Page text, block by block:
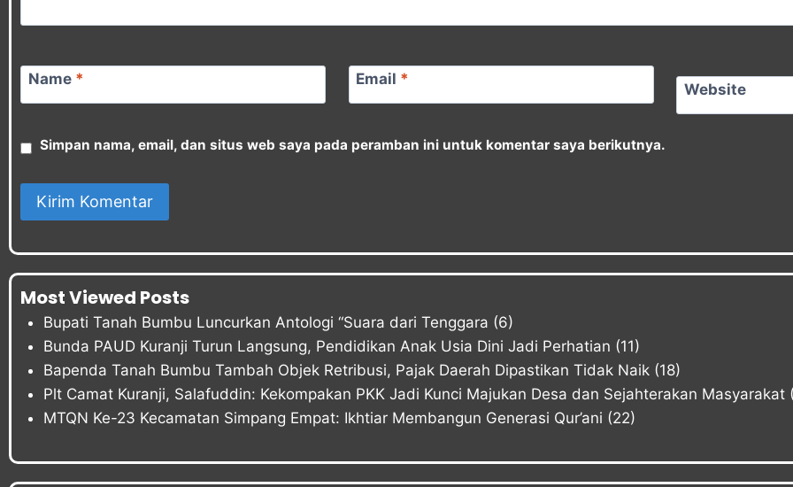
Name * Email *
Website
Simpan nama, email, dan situs web saya pada peramban ini untuk komentar saya berikutnya.
Most Viewed Posts
Bupati Tanah Bumbu Luncurkan Antologi “Suara dari Tenggara (6)
Bunda PAUD Kuranji Turun Langsung, Pendidikan Anak Usia Dini Jadi Perhatian (11)
Bapenda Tanah Bumbu Tambah Objek Retribusi, Pajak Daerah Dipastikan Tidak Naik (18)
Plt Camat Kuranji, Salafuddin: Kekompakan PKK Jadi Kunci Majukan Desa dan Sejahterakan Masyarakat
MTQN Ke-23 Kecamatan Simpang Empat: Ikhtiar Membangun Generasi Qur’ani (22)